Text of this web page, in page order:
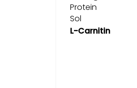
Protein
Sol
L-Carnitin